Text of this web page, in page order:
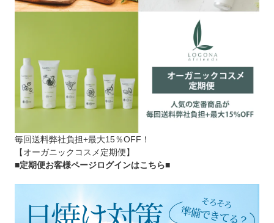
毎回送料弊社負担+最大15％OFF！
【オーガニックコスメ定期便】
■定期便お客様ページログインはこちら■